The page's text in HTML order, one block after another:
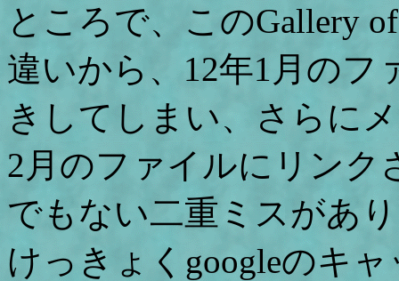
ところで、このGallery
違いから、12年1月のフ
きしてしまい、さらに
2月のファイルにリンク
でもない二重ミスがあ
けっきょくgoogleのキ